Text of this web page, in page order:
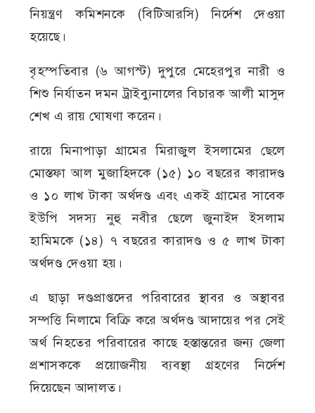
নিয়ন্ত্রণ কমিশনকে (বিটিআরসি) নির্দেশ দেওয়া
হয়েছে।
বৃহস্পতিবার (৬ আগস্ট) দুপুরে মেহেরপুর নারী ও
শিশু নির্যাতন দমন ট্রাইব্যুনালের বিচারক আলী মাসুদ
শেখ এ রায় ঘোষণা করেন।
রায়ে মিনাপাড়া গ্রামের মিরাজুল ইসলামের ছেলে
মোস্তফা আল মুজাহিদকে (১৫) ১০ বছরের কারাদণ্ড
ও ১০ লাখ টাকা অর্থদণ্ড এবং একই গ্রামের সাবেক
ইউপি সদস্য নুহু নবীর ছেলে জুনাইদ ইসলাম
হামিমকে (১৪) ৭ বছরের কারাদণ্ড ও ৫ লাখ টাকা
অর্থদণ্ড দেওয়া হয়।
এ ছাড়া দণ্ডপ্রাপ্তদের পরিবারের স্থাবর ও অস্থাবর
সম্পত্তি নিলামে বিক্রি করে অর্থদণ্ড আদায়ের পর সেই
অর্থ নিহতের পরিবারের কাছে হস্তান্তরের জন্য জেলা
প্রশাসককে প্রয়োজনীয় ব্যবস্থা গ্রহণের নির্দেশ
দিয়েছেন আদালত।